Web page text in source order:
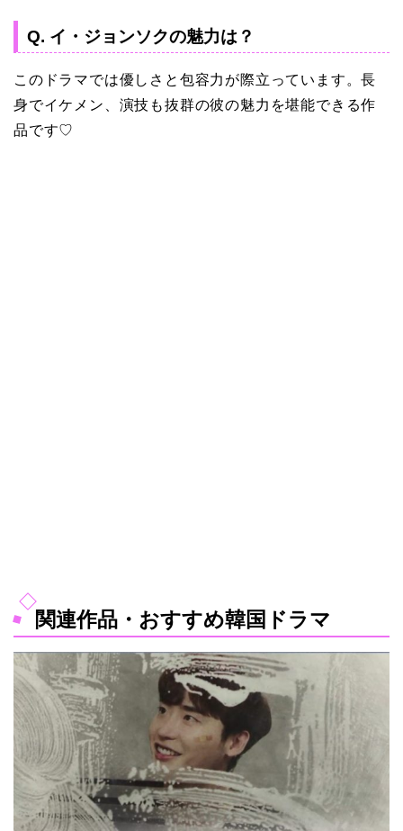
Q. イ・ジョンソクの魅力は？
このドラマでは優しさと包容力が際立っています。長
身でイケメン、演技も抜群の彼の魅力を堪能できる作
品です♡
関連作品・おすすめ韓国ドラマ